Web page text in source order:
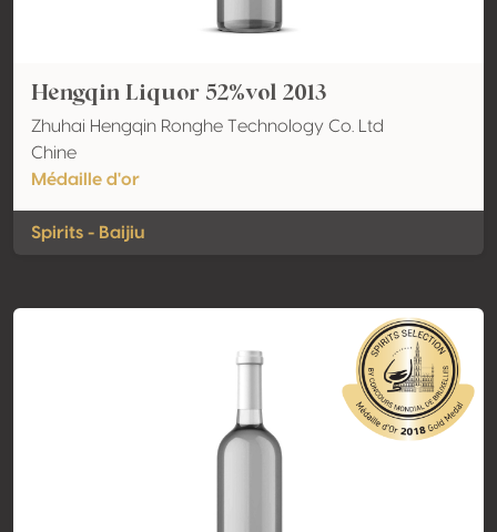
Hengqin Liquor 52%vol 2013
Zhuhai Hengqin Ronghe Technology Co. Ltd
Chine
Médaille d'or
Spirits - Baijiu